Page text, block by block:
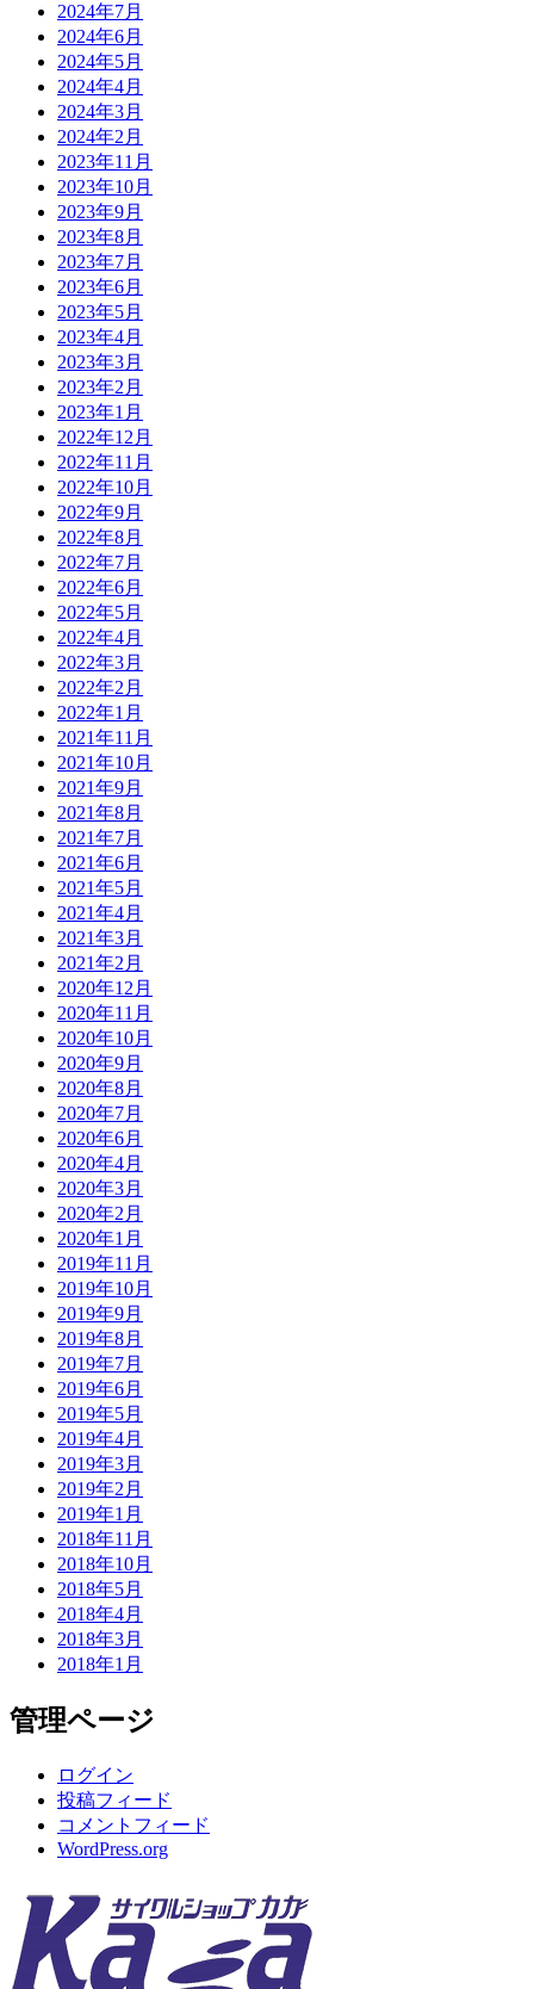
2024年7月
2024年6月
2024年5月
2024年4月
2024年3月
2024年2月
2023年11月
2023年10月
2023年9月
2023年8月
2023年7月
2023年6月
2023年5月
2023年4月
2023年3月
2023年2月
2023年1月
2022年12月
2022年11月
2022年10月
2022年9月
2022年8月
2022年7月
2022年6月
2022年5月
2022年4月
2022年3月
2022年2月
2022年1月
2021年11月
2021年10月
2021年9月
2021年8月
2021年7月
2021年6月
2021年5月
2021年4月
2021年3月
2021年2月
2020年12月
2020年11月
2020年10月
2020年9月
2020年8月
2020年7月
2020年6月
2020年4月
2020年3月
2020年2月
2020年1月
2019年11月
2019年10月
2019年9月
2019年8月
2019年7月
2019年6月
2019年5月
2019年4月
2019年3月
2019年2月
2019年1月
2018年11月
2018年10月
2018年5月
2018年4月
2018年3月
2018年1月
管理ページ
ログイン
投稿フィード
コメントフィード
WordPress.org